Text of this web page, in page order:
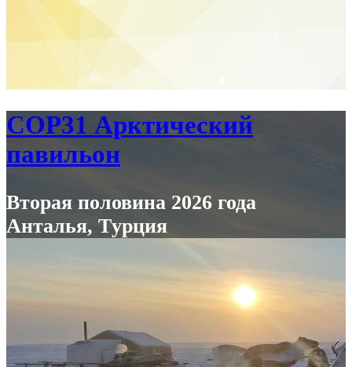
COP31 Арктический
павильон
Вторая половина 2026 года
Анталья, Tурция